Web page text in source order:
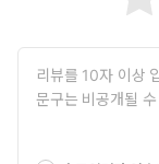
남은 전쟁의 상흔까
전쟁과 같이 무겁고
이야기가 되기 쉽